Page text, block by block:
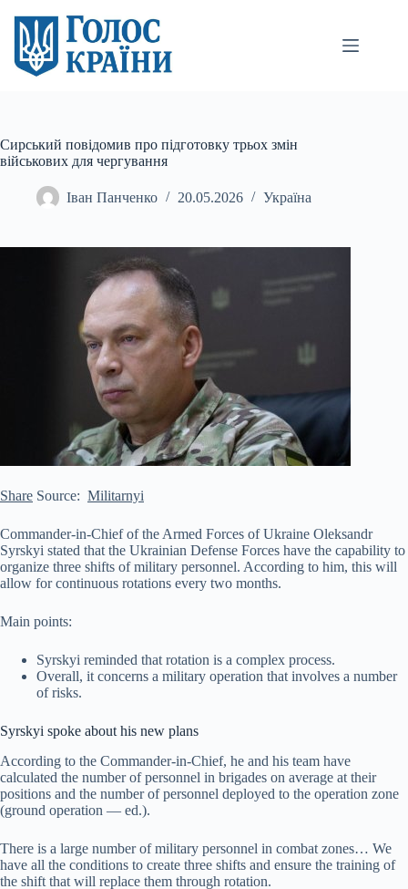
вмісту
Сирський повідомив про підготовку трьох змін
військових для чергування
Іван Панченко 20.05.2026 Україна
Share Source: Militarnyi
Commander-in-Chief of the Armed Forces of Ukraine Oleksandr
Syrskyi stated that the Ukrainian Defense Forces have the capability to
organize three shifts of military personnel. According to him, this will
allow for continuous rotations every two months.
Main points:
Syrskyi reminded that rotation is a complex process.
Overall, it concerns a military operation that involves a number
of risks.
Syrskyi spoke about his new plans
According to the Commander-in-Chief, he and his team have
calculated the number of personnel in brigades on average at their
positions and the number of personnel deployed to the operation zone
(ground operation — ed.).
There is a large number of military personnel in combat zones… We
have all the conditions to create three shifts and ensure the training of
the shift that will replace them through rotation.